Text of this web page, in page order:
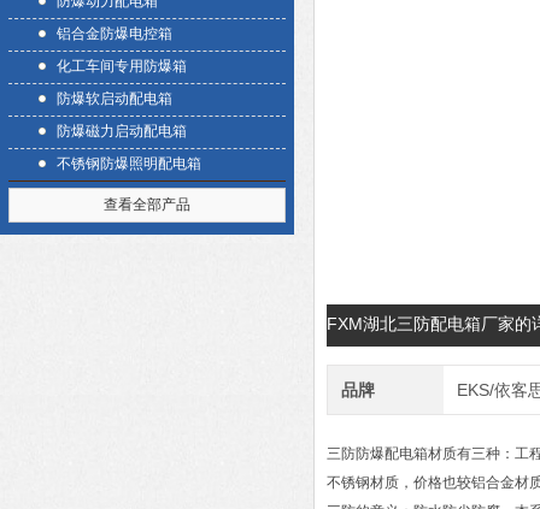
铝合金防爆电控箱
化工车间专用防爆箱
防爆软启动配电箱
防爆磁力启动配电箱
不锈钢防爆照明配电箱
查看全部产品
FXM湖北三防配电箱厂家的
品牌 EKS/依客
三防防爆配电箱材质有三种：工
不锈钢材质，价格也较铝合金材